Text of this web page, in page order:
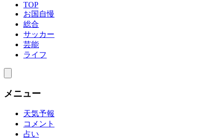
TOP
お国自慢
総合
サッカー
芸能
ライフ
メニュー
天気予報
コメント
占い